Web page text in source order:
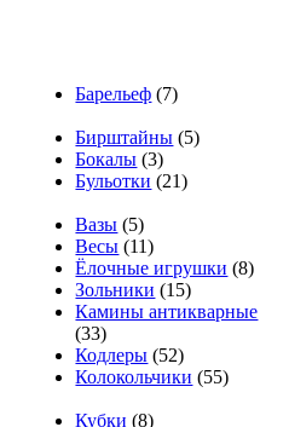
Барельеф (7)
Бирштайны (5)
Бокалы (3)
Бульотки (21)
Вазы (5)
Весы (11)
Ёлочные игрушки (8)
Зольники (15)
Камины антикварные
(33)
Кодлеры (52)
Колокольчики (55)
Кубки (8)